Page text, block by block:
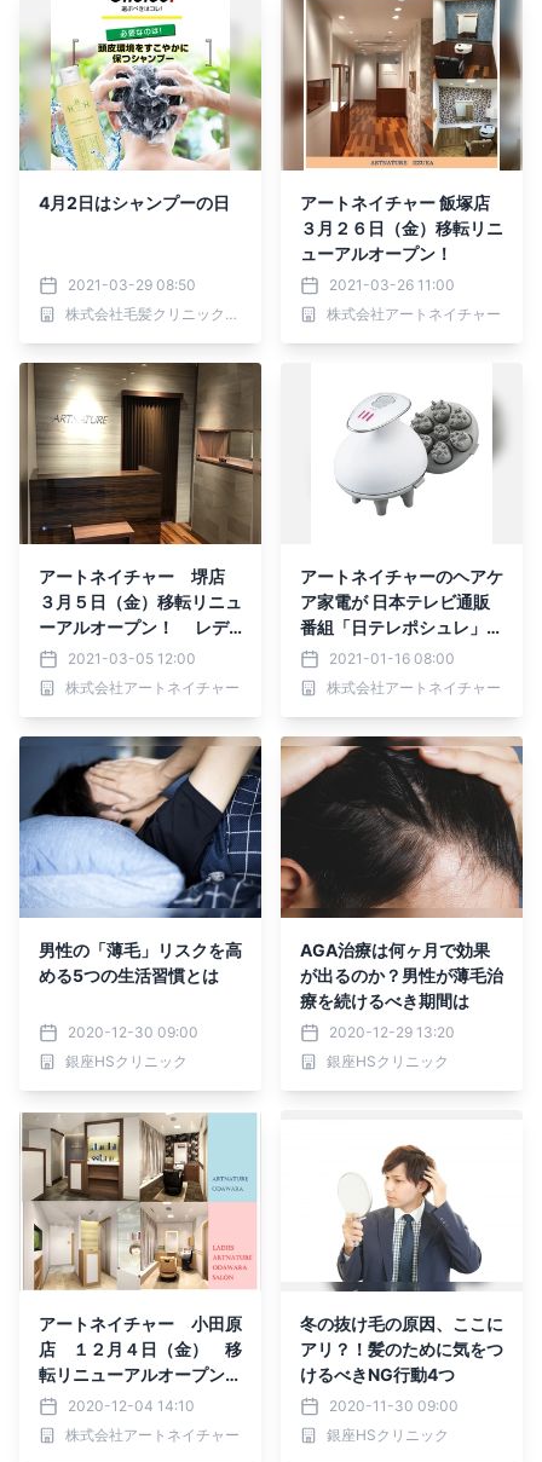
4月2日はシャンプーの日
2021-03-29 08:50
株式会社毛髪クリニックリーブ21
アートネイチャー 飯塚店
３月２６日（金）移転リニ
ューアルオープン！
2021-03-26 11:00
株式会社アートネイチャー
アートネイチャー 堺店
３月５日（金）移転リニュ
ーアルオープン！ レデ
ィースアートネイチャー
堺サロン 新規オープン！
2021-03-05 12:00
株式会社アートネイチャー
アートネイチャーのヘアケ
ア家電が 日本テレビ通販
番組「日テレポシュレ」に
初登場！2021-01-16 08:00
株式会社アートネイチャー
男性の「薄毛」リスクを高
める5つの生活習慣とは
2020-12-30 09:00
銀座HSクリニック
AGA治療は何ヶ月で効果
が出るのか？男性が薄毛治
療を続けるべき期間は
2020-12-29 13:20
銀座HSクリニック
アートネイチャー 小田原
店 １２月４日（金） 移
転リニューアルオープン！
レディースアートネイチャ
ー 小田原サロン 新規オ
ープン！
2020-12-04 14:10
株式会社アートネイチャー
冬の抜け毛の原因、ここに
アリ？！髪のために気をつ
けるべきNG行動4つ
2020-11-30 09:00
銀座HSクリニック